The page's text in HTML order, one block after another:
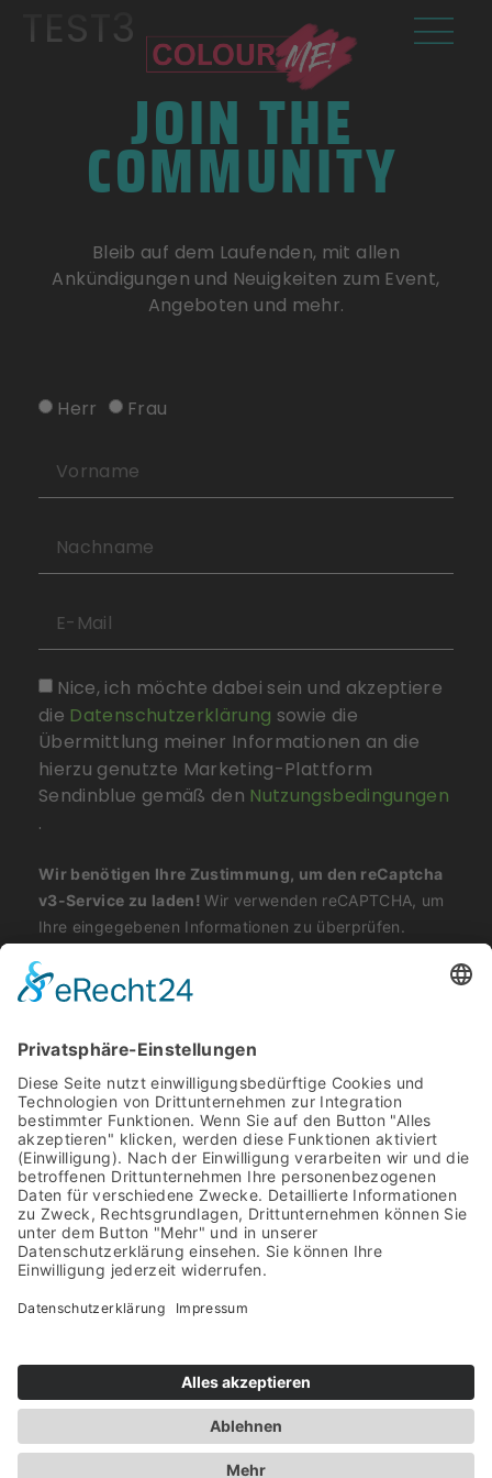
TEST3
JOIN THE
COMMUNITY
Bleib auf dem Laufenden, mit allen
Ankündigungen und Neuigkeiten zum Event,
Angeboten und mehr.
Herr Frau
Nice, ich möchte dabei sein und akzeptiere
die Datenschutzerklärung sowie die
Übermittlung meiner Informationen an die
hierzu genutzte Marketing-Plattform
Sendinblue gemäß den Nutzungsbedingungen
.
Wir benötigen Ihre Zustimmung, um den reCaptcha
v3-Service zu laden!Wir verwenden reCAPTCHA, um
Ihre eingegebenen Informationen zu überprüfen.
sammeln. Bitte lesen Sie die Details durch
stimmen Sie der Nutzung des Service zu
JETZT JOINEN
HOME ABOUT TICKETS
PARTYISLAND
TRAINPARTY
PARTYSHOTS
IMPRESSUM
DATENSCHUTZ
TICKETS KAUFEN
© 2021 – 2026 by D3